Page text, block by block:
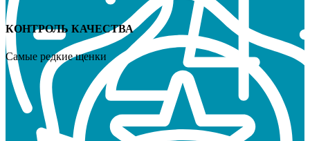
КОНТРОЛЬ КАЧЕСТВА
Самые редкие щенки